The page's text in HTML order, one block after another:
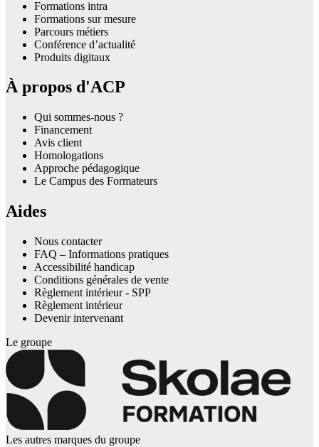
Formations intra
Formations sur mesure
Parcours métiers
Conférence d’actualité
Produits digitaux
À propos d'ACP
Qui sommes-nous ?
Financement
Avis client
Homologations
Approche pédagogique
Le Campus des Formateurs
Aides
Nous contacter
FAQ – Informations pratiques
Accessibilité handicap
Conditions générales de vente
Règlement intérieur - SPP
Règlement intérieur
Devenir intervenant
Le groupe
Les autres marques du groupe